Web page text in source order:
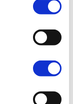
2024
verankering